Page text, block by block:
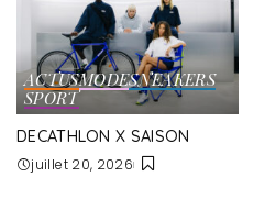
ACTUSMODESNEAKERS
SPORT
DECATHLON X SAISON
juillet 20, 2026